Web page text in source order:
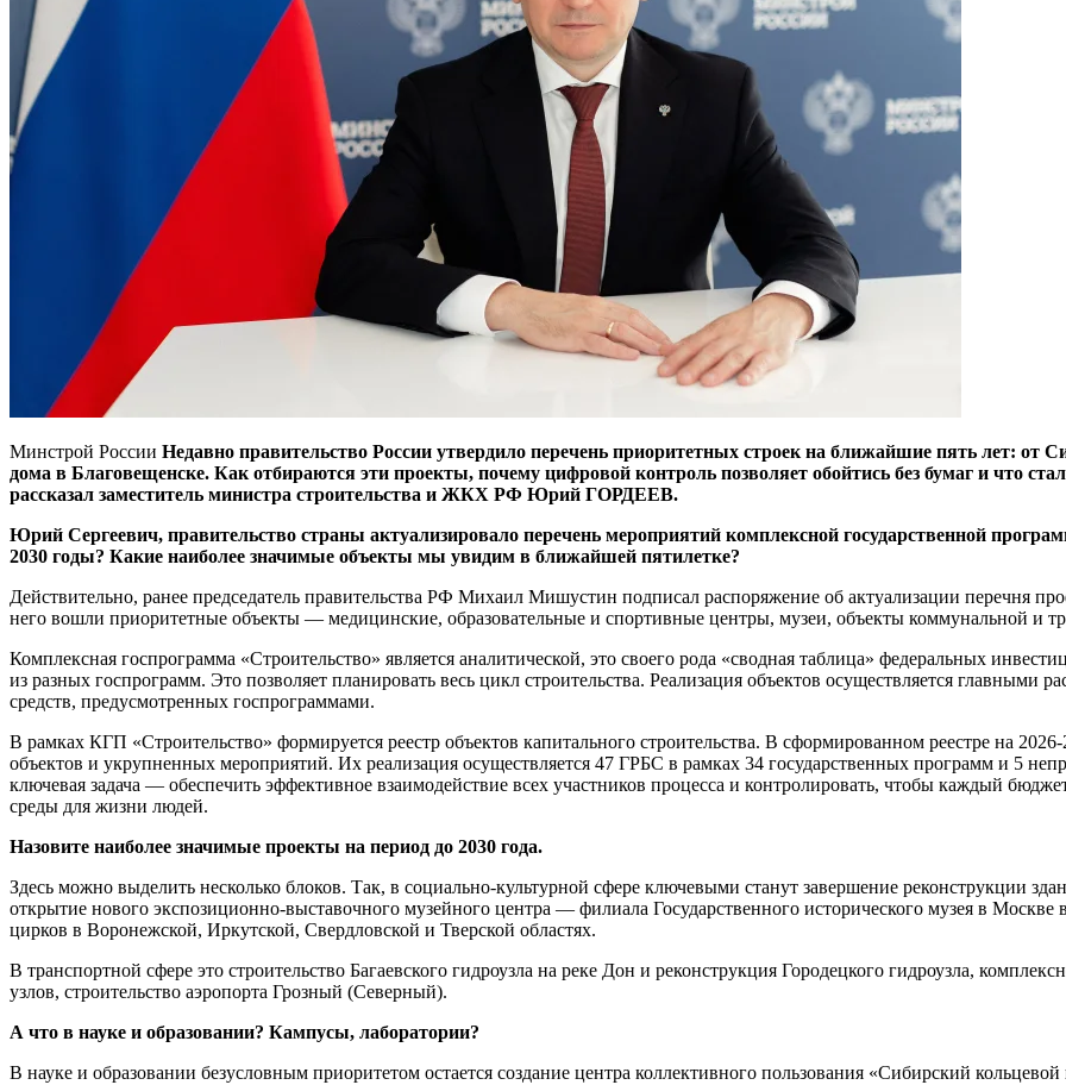
Минстрой России Недавно правительство России утвердило перечень приоритетных строек на ближайшие пять лет: от
дома в Благовещенске. Как отбираются эти проекты, почему цифровой контроль позволяет обойтись без бумаг и что
рассказал заместитель министра строительства и ЖКХ РФ Юрий ГОРДЕЕВ.
Юрий Сергеевич, правительство страны актуализировало перечень мероприятий комплексной государственной
2030 годы? Какие наиболее значимые объекты мы увидим в ближайшей пятилетке?
Действительно, ранее председатель правительства РФ Михаил Мишустин подписал распоряжение об актуализации перечня
него вошли приоритетные объекты — медицинские, образовательные и спортивные центры, музеи, объекты коммунальной и
Комплексная госпрограмма «Строительство» является аналитической, это своего рода «сводная таблица» федеральных
из разных госпрограмм. Это позволяет планировать весь цикл строительства. Реализация объектов осуществляется главными
средств, предусмотренных госпрограммами.
В рамках КГП «Строительство» формируется реестр объектов капитального строительства. В сформированном реестре на
объектов и укрупненных мероприятий. Их реализация осуществляется 47 ГРБС в рамках 34 государственных программ и 5
ключевая задача — обеспечить эффективное взаимодействие всех участников процесса и контролировать, чтобы каждый
среды для жизни людей.
Назовите наиболее значимые проекты на период до 2030 года.
Здесь можно выделить несколько блоков. Так, в социально-культурной сфере ключевыми станут завершение реконструкции
открытие нового экспозиционно-выставочного музейного центра — филиала Государственного исторического музея в
цирков в Воронежской, Иркутской, Свердловской и Тверской областях.
В транспортной сфере это строительство Багаевского гидроузла на реке Дон и реконструкция Городецкого гидроузла,
узлов, строительство аэропорта Грозный (Северный).
А что в науке и образовании? Кампусы, лаборатории?
В науке и образовании безусловным приоритетом остается создание центра коллективного пользования «Сибирский